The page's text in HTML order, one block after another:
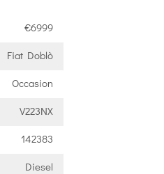
€6999
Fiat Doblò
Occasion
V223NX
142383
Diesel